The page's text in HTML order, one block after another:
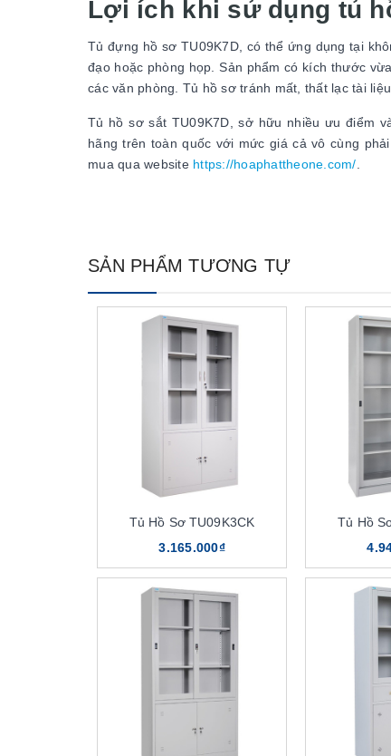
Lợi ích khi sử dụng tủ
Tủ đựng hồ sơ TU09K7D, có thể ứng dụng tại
đạo hoặc phòng họp. Sản phẩm có kích thước
các văn phòng. Tủ hồ sơ tránh mất, thất lạc tài
Tủ hồ sơ sắt TU09K7D, sở hữu nhiều ưu điểm
hãng trên toàn quốc với mức giá cả vô cùng
mua qua website https://hoaphattheone.com/
SẢN PHẨM TƯƠNG TỰ
Tủ Hồ Sơ TU09K3CK
3.165.000₫
Tủ Hồ